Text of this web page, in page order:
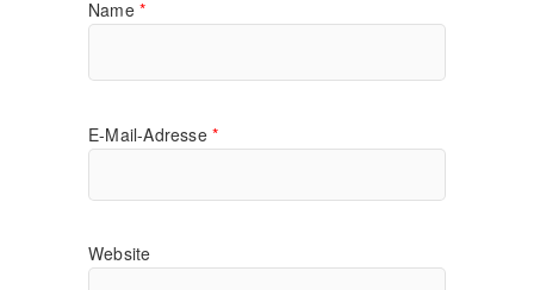
Name *
E-Mail-Adresse *
Website